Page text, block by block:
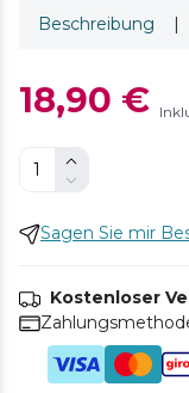
Beschreibung |
18,90 €
Sagen Sie mir
Kostenloser